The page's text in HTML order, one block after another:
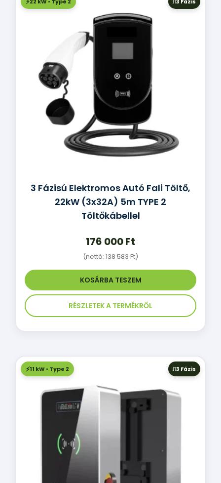
22 kW • Type 2 3 Fázis
3 Fázisú Elektromos Autó Fali Töltő,
22kW (3x32A) 5m TYPE 2
Töltőkábellel
176 000Ft
(nettó: 138 583 Ft)
KOSÁRBA TESZEM
RÉSZLETEK A TERMÉKRŐL
11 kW • Type 2 3 Fázis